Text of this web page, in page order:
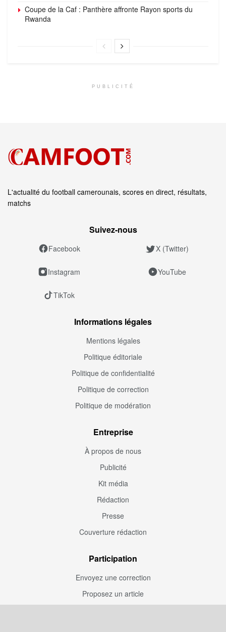
Coupe de la Caf : Panthère affronte Rayon sports du
Rwanda
PUBLICITÉ
L'actualité du football camerounais, scores en direct, résultats,
matchs
Suivez‑nous
Facebook X (Twitter)
Instagram YouTube
TikTok
Informations légales
Mentions légales
Politique éditoriale
Politique de confidentialité
Politique de correction
Politique de modération
Entreprise
À propos de nous
Publicité
Kit média
Rédaction
Presse
Couverture rédaction
Participation
Envoyez une correction
Proposez un article